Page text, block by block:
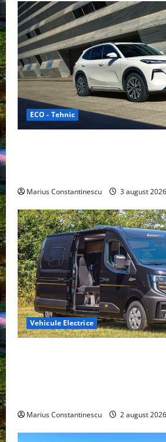
si
Iulius
Mall,
Cluj.
ECO - Tehnic
Marius Constantinescu 3 august 2026
Vehicule Electrice
Marius Constantinescu 2 august 2026